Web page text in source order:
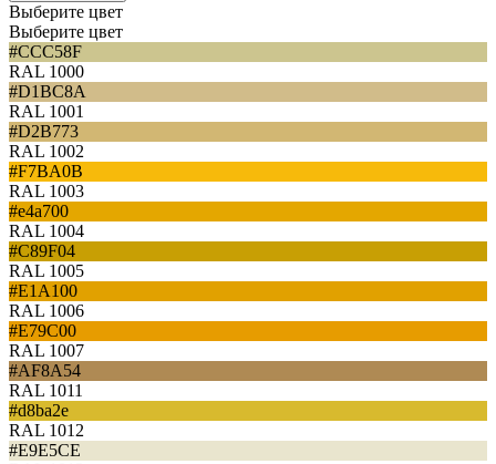
Выберите цвет
Выберите цвет
#CCC58F
RAL 1000
#D1BC8A
RAL 1001
#D2B773
RAL 1002
#F7BA0B
RAL 1003
#e4a700
RAL 1004
#C89F04
RAL 1005
#E1A100
RAL 1006
#E79C00
RAL 1007
#AF8A54
RAL 1011
#d8ba2e
RAL 1012
#E9E5CE